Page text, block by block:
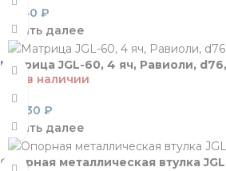
25 140 ₽
Читать далее
Матрица JGL-60, 4 яч, Равиоли,
Нет в наличии
26 830 ₽
Читать далее
Опорная металлическая втулка